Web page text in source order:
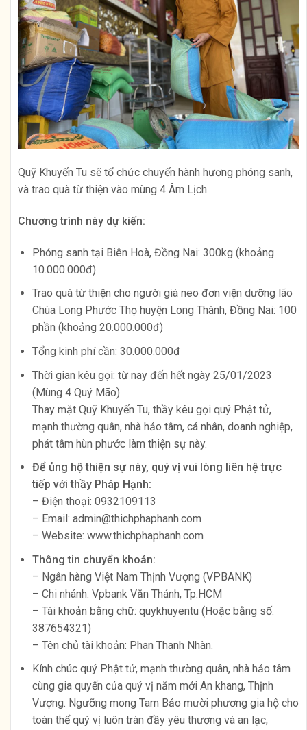
Quỹ Khuyến Tu sẽ tổ chức chuyến hành hương phóng sanh,
và trao quà từ thiện vào mùng 4 Âm Lịch.
Chương trình này dự kiến:
Phóng sanh tại Biên Hoà, Đồng Nai: 300kg (khoảng
10.000.000đ)
Trao quà từ thiện cho người già neo đơn viện dưỡng lão
Chùa Long Phước Thọ huyện Long Thành, Đồng Nai: 100
phần (khoảng 20.000.000đ)
Tổng kinh phí cần: 30.000.000đ
Thời gian kêu gọi: từ nay đến hết ngày 25/01/2023
(Mùng 4 Quý Mão)
Thay mặt Quỹ Khuyến Tu, thầy kêu gọi quý Phật tử,
mạnh thường quân, nhà hảo tâm, cá nhân, doanh nghiệp,
phát tâm hùn phước làm thiện sự này.
Để ủng hộ thiện sự này, quý vị vui lòng liên hệ trực
tiếp với thầy Pháp Hạnh:
– Điện thoại: 0932109113
– Email: admin@thichphaphanh.com
– Website: www.thichphaphanh.com
Thông tin chuyển khoản:
– Ngân hàng Việt Nam Thịnh Vượng (VPBANK)
– Chi nhánh: Vpbank Văn Thánh, Tp.HCM
– Tài khoản bằng chữ: quykhuyentu (Hoặc bằng số:
387654321)
– Tên chủ tài khoản: Phan Thanh Nhàn.
Kính chúc quý Phật tử, mạnh thường quân, nhà hảo tâm
cùng gia quyến của quý vị năm mới An khang, Thịnh
Vượng. Ngưỡng mong Tam Bảo mười phương gia hộ cho
toàn thể quý vị luôn tràn đầy yêu thương và an lạc,